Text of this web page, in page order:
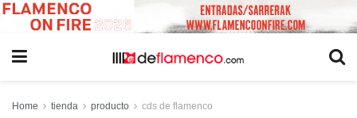
Home tienda producto cds de flamenco